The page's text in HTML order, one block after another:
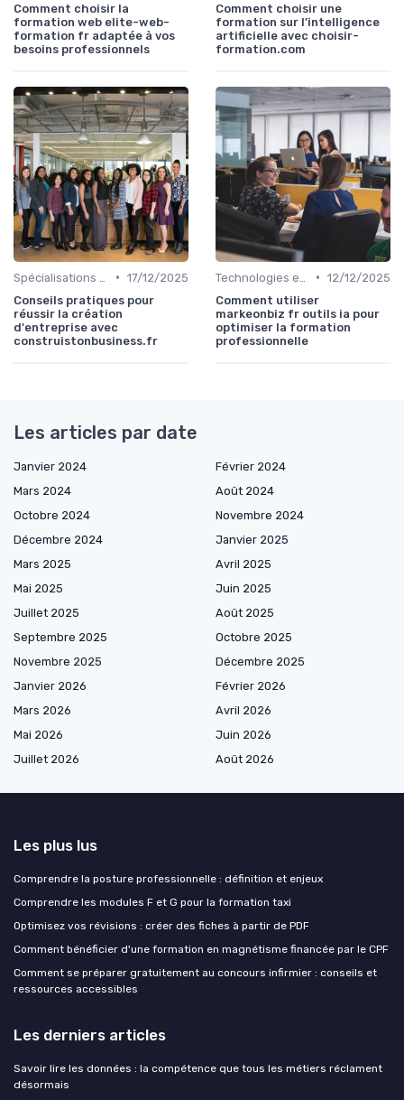
Comment choisir la
formation web elite-web-
formation fr adaptée à vos
besoins professionnels
Comment choisir une
formation sur l’intelligence
artificielle avec choisir-
formation.com
• 17/12/2025
Conseils pratiques pour
réussir la création
d'entreprise avec
construistonbusiness.fr
• 12/12/2025
Comment utiliser
markeonbiz fr outils ia pour
optimiser la formation
professionnelle
Les articles par date
Janvier 2024
Février 2024
Mars 2024
Août 2024
Octobre 2024
Novembre 2024
Décembre 2024
Janvier 2025
Mars 2025
Avril 2025
Mai 2025
Juin 2025
Juillet 2025
Août 2025
Septembre 2025
Octobre 2025
Novembre 2025
Décembre 2025
Janvier 2026
Février 2026
Mars 2026
Avril 2026
Mai 2026
Juin 2026
Juillet 2026
Août 2026
Les plus lus
Comprendre la posture professionnelle : définition et enjeux
Comprendre les modules F et G pour la formation taxi
Optimisez vos révisions : créer des fiches à partir de PDF
Comment bénéficier d'une formation en magnétisme financée par le CPF
Comment se préparer gratuitement au concours infirmier : conseils et
ressources accessibles
Les derniers articles
Savoir lire les données : la compétence que tous les métiers réclament
désormais